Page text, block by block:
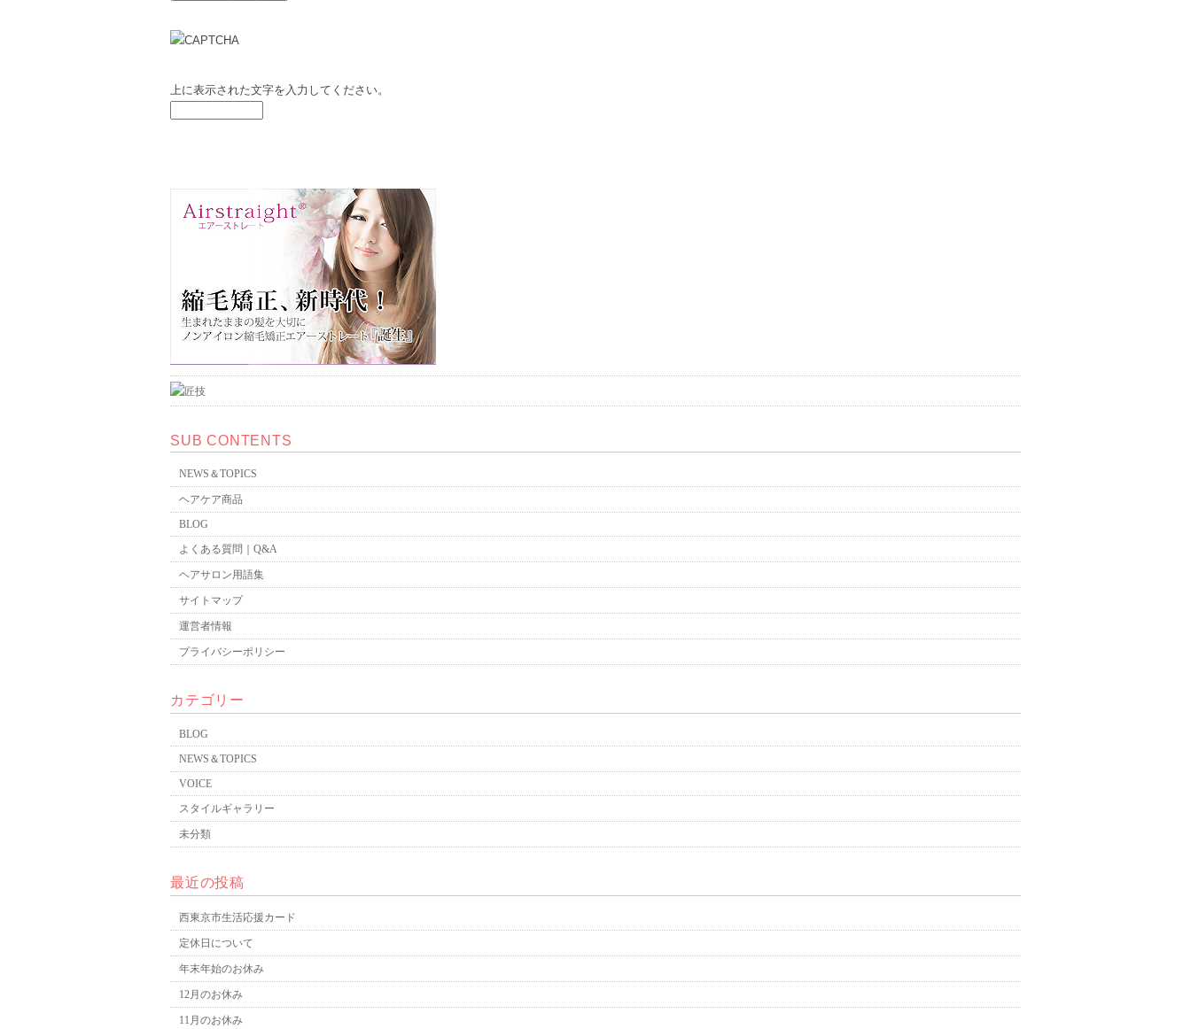
上に表示された文字を入力してください。
SUB CONTENTS
NEWS＆TOPICS
ヘアケア商品
BLOG
よくある質問｜Q&A
ヘアサロン用語集
サイトマップ
運営者情報
プライバシーポリシー
カテゴリー
BLOG
NEWS＆TOPICS
VOICE
スタイルギャラリー
未分類
最近の投稿
西東京市生活応援カード
定休日について
年末年始のお休み
12月のお休み
11月のお休み